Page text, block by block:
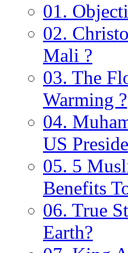
01.
02.
Mali ?
03. The
Warming ?
04.
US
05. 5
Benefits
06. True
Earth?